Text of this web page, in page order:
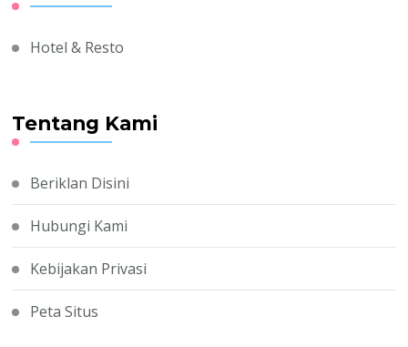
Hotel & Resto
Tentang Kami
Beriklan Disini
Hubungi Kami
Kebijakan Privasi
Peta Situs